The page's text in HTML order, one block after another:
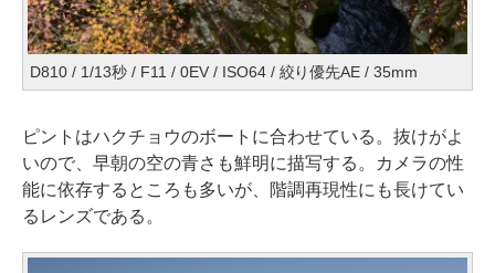
D810 / 1/13秒 / F11 / 0EV / ISO64 / 絞り優先AE / 35mm
ピントはハクチョウのボートに合わせている。抜けがよ
いので、早朝の空の青さも鮮明に描写する。カメラの性
能に依存するところも多いが、階調再現性にも長けてい
るレンズである。